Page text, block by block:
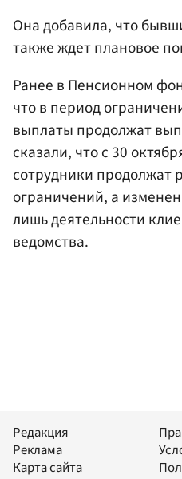
Она добавила, что
также ждет плановое
Ранее в Пенсионном
что в период
выплаты продолжат
сказали, что с 30
сотрудники продолжат
ограничений, а
лишь деятельности
ведомства.
Редакция
Реклама
Карта сайта